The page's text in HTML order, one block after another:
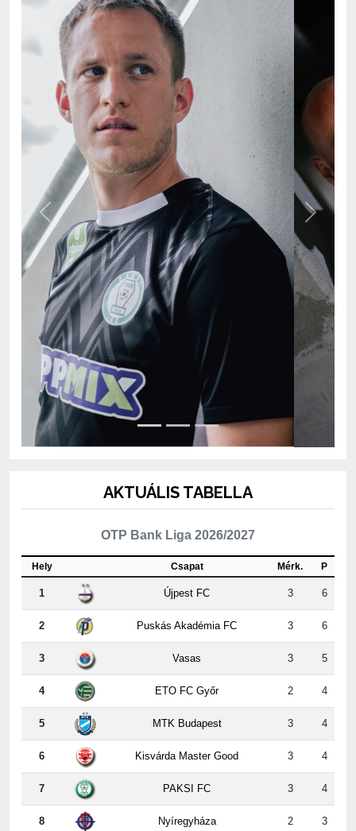
Previous Next
OTP Bank Liga 2026/2027
Csapat
1 Újpest FC 3 6
2 Puskás Akadémia FC 3 6
3 Vasas 3 5
4 ETO FC Győr 2 4
5 MTK Budapest 3 4
6 Kisvárda Master Good 3 4
7 PAKSI FC 3 4
8 Nyíregyháza 2 3
9 ZTE FC 3 3